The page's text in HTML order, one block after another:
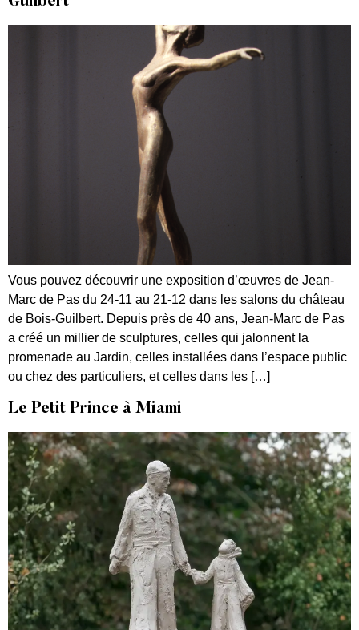
Vous pouvez découvrir une exposition d’œuvres de Jean-
Marc de Pas du 24-11 au 21-12 dans les salons du château
de Bois-Guilbert. Depuis près de 40 ans, Jean-Marc de Pas
a créé un millier de sculptures, celles qui jalonnent la
promenade au Jardin, celles installées dans l’espace public
ou chez des particuliers, et celles dans les […]
Le Petit Prince à Miami